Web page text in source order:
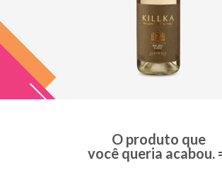
O produto que
você queria acabou.